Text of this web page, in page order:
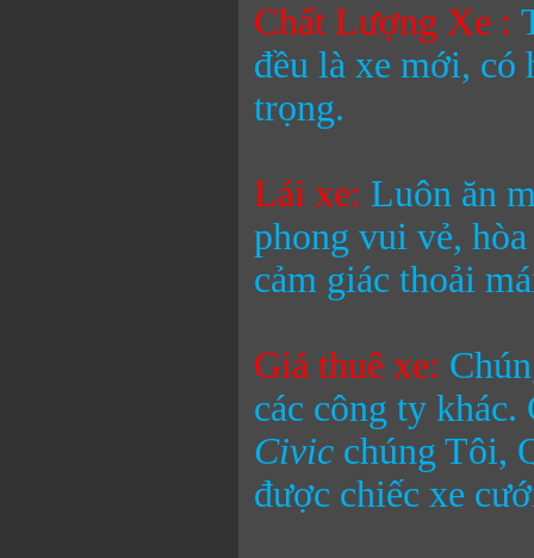
Chất Lượng Xe :
đều là xe mới, có
trọng.
Lái xe: Luôn ăn
phong vui vẻ,
cảm giác thoải
Giá thuê xe:
các công ty
Civic chúng Tôi,
được chiếc xe